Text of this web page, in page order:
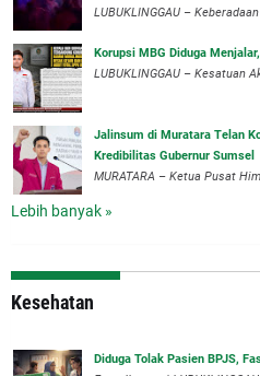
LUBUKLINGGAU –
Korupsi MBG Diduga
‎LUBUKLINGGAU – Kesatuan
‎Jalinsum di Muratara Telan
Kredibilitas Gubernur Sumsel
MURATARA – Ketua Pusat
Lebih banyak »
Kesehatan
Diduga Tolak Pasien BPJS,